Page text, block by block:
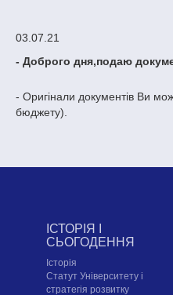
03.07.21
- Доброго дня,подаю
- Оригінали документів Ви
бюджету).
ІСТОРІЯ І
СЬОГОДЕННЯ
Історія
Статут Університету і
стратегія розвитку